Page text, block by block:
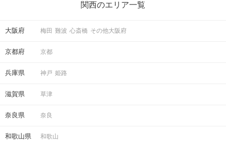
関西のエリア一覧
大阪府 梅田 難波 心斎橋 その他大阪府
京都府 京都
兵庫県 神戸 姫路
滋賀県 草津
奈良県 奈良
和歌山県 和歌山